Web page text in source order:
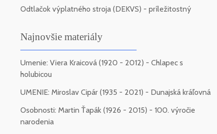
Odtlačok výplatného stroja (DEKVS) - príležitostný
Najnovšie materiály
Umenie: Viera Kraicová (1920 - 2012) - Chlapec s
holubicou
UMENIE: Miroslav Cipár (1935 - 2021) - Dunajská kráľovná
Osobnosti: Martin Ťapák (1926 - 2015) - 100. výročie
narodenia